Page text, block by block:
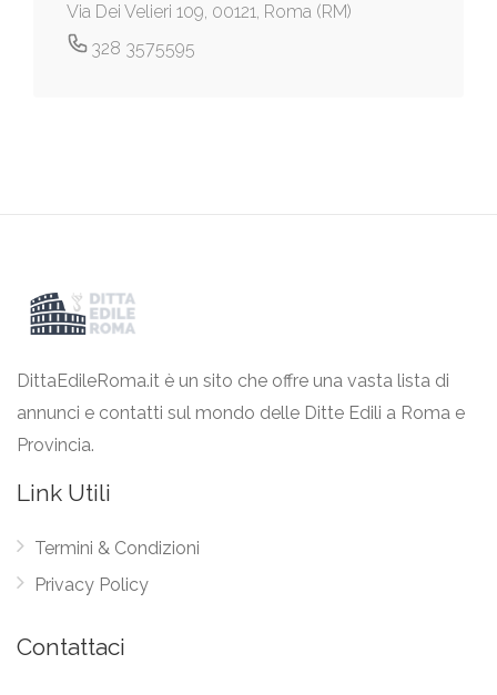
Via Dei Velieri 109, 00121, Roma (RM)
328 3575595
DittaEdileRoma.it è un sito che offre una vasta lista di
annunci e contatti sul mondo delle Ditte Edili a Roma e
Provincia.
Link Utili
Termini & Condizioni
Privacy Policy
Contattaci